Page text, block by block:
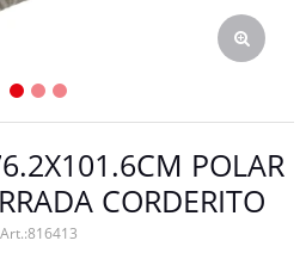
POLAR
CORDERITO
816413